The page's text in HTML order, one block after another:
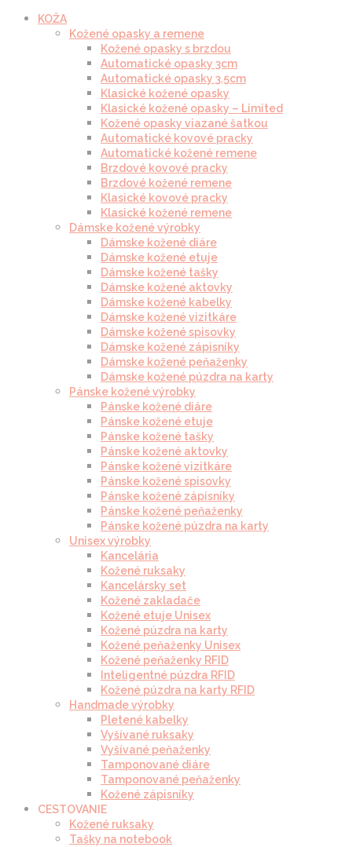
KOŽA
Kožené opasky a remene
Kožené opasky s brzdou
Automatické opasky 3cm
Automatické opasky 3.5cm
Klasické kožené opasky
Klasické kožené opasky – Limited
Kožené opasky viazané šatkou
Automatické kovové pracky
Automatické kožené remene
Brzdové kovové pracky
Brzdové kožené remene
Klasické kovové pracky
Klasické kožené remene
Dámske kožené výrobky
Dámske kožené diáre
Dámske kožené etuje
Dámske kožené tašky
Dámske kožené aktovky
Dámske kožené kabelky
Dámske kožené vizitkáre
Dámske kožené spisovky
Dámske kožené zápisníky
Dámske kožené peňaženky
Dámske kožené púzdra na karty
Pánske kožené výrobky
Pánske kožené diáre
Pánske kožené etuje
Pánske kožené tašky
Pánske kožené aktovky
Pánske kožené vizitkáre
Pánske kožené spisovky
Pánske kožené zápisníky
Pánske kožené peňaženky
Pánske kožené púzdra na karty
Unisex výrobky
Kancelária
Kožené ruksaky
Kancelársky set
Kožené zakladače
Kožené etuje Unisex
Kožené púzdra na karty
Kožené peňaženky Unisex
Kožené peňaženky RFID
Inteligentné púzdra RFID
Kožené púzdra na karty RFID
Handmade výrobky
Pletené kabelky
Vyšívané ruksaky
Vyšívané peňaženky
Tamponované diáre
Tamponované peňaženky
Kožené zápisníky
CESTOVANIE
Kožené ruksaky
Tašky na notebook